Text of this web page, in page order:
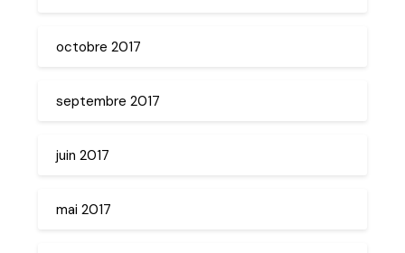
octobre 2017
septembre 2017
juin 2017
mai 2017